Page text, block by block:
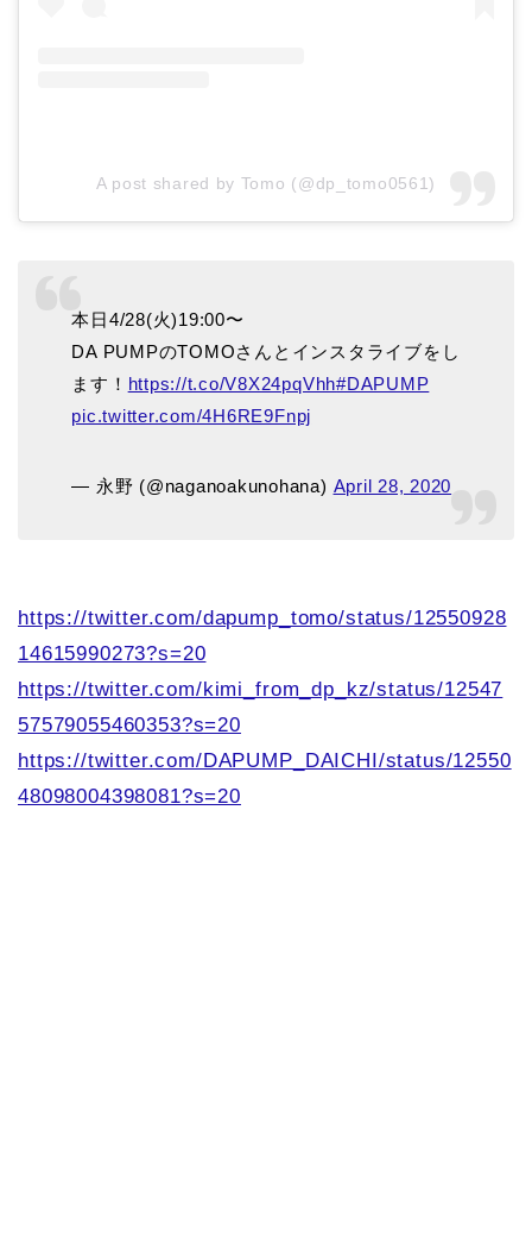
A post shared by Tomo (@dp_tomo0561)
本日4/28(火)19:00〜
DA PUMPのTOMOさんとインスタライブをし
ます！ https://t.co/V8X24pqVhh#DAPUMP
pic.twitter.com/4H6RE9Fnpj
— 永野 (@naganoakunohana) April 28, 2020
https://twitter.com/dapump_tomo/status/12550928
14615990273?s=20
https://twitter.com/kimi_from_dp_kz/status/12547
57579055460353?s=20
https://twitter.com/DAPUMP_DAICHI/status/12550
48098004398081?s=20